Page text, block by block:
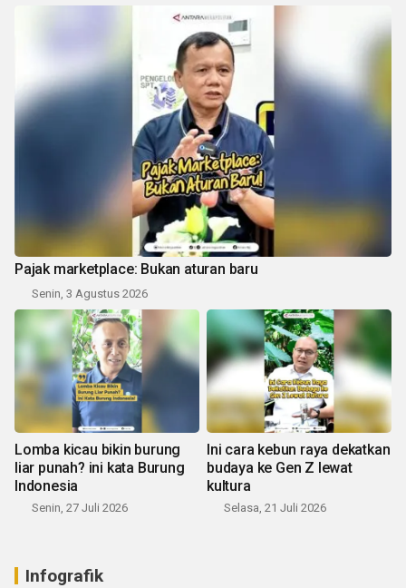
Pajak marketplace: Bukan aturan baru
Senin, 3 Agustus 2026
Lomba kicau bikin burung
liar punah? ini kata Burung
Indonesia
Senin, 27 Juli 2026
Ini cara kebun raya dekatkan
budaya ke Gen Z lewat
kultura
Selasa, 21 Juli 2026
Infografik